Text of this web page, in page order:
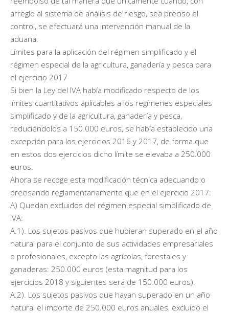
arreglo al sistema de análisis de riesgo, sea preciso el
control, se efectuará una intervención manual de la
aduana.
Límites para la aplicación del régimen simplificado y el
régimen especial de la agricultura, ganadería y pesca para
el ejercicio 2017
Si bien la Ley del IVA había modificado respecto de los
límites cuantitativos aplicables a los regímenes especiales
simplificado y de la agricultura, ganadería y pesca,
reduciéndolos a 150.000 euros, se había establecido una
excepción para los ejercicios 2016 y 2017, de forma que
en estos dos ejercicios dicho límite se elevaba a 250.000
euros.
Ahora se recoge esta modificación técnica adecuando o
precisando reglamentariamente que en el ejercicio 2017:
A) Quedan excluidos del régimen especial simplificado de
IVA:
A.1). Los sujetos pasivos que hubieran superado en el año
natural para el conjunto de sus actividades empresariales
o profesionales, excepto las agrícolas, forestales y
ganaderas: 250.000 euros (esta magnitud para los
ejercicios 2018 y siguientes será de 150.000 euros).
A.2). Los sujetos pasivos que hayan superado en un año
natural el importe de 250.000 euros anuales, excluido el